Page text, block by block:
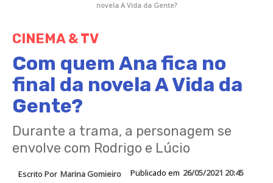
novela A Vida da Gente?
CINEMA & TV
Com quem Ana fica no
final da novela A Vida da
Gente?
Durante a trama, a personagem se
envolve com Rodrigo e Lúcio
Escrito Por Marina Gomieiro Publicado em 26/05/2021 20:45